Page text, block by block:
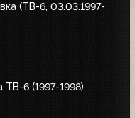
(ТВ-6, 03.03.1997-
ТВ-6 (1997-1998)